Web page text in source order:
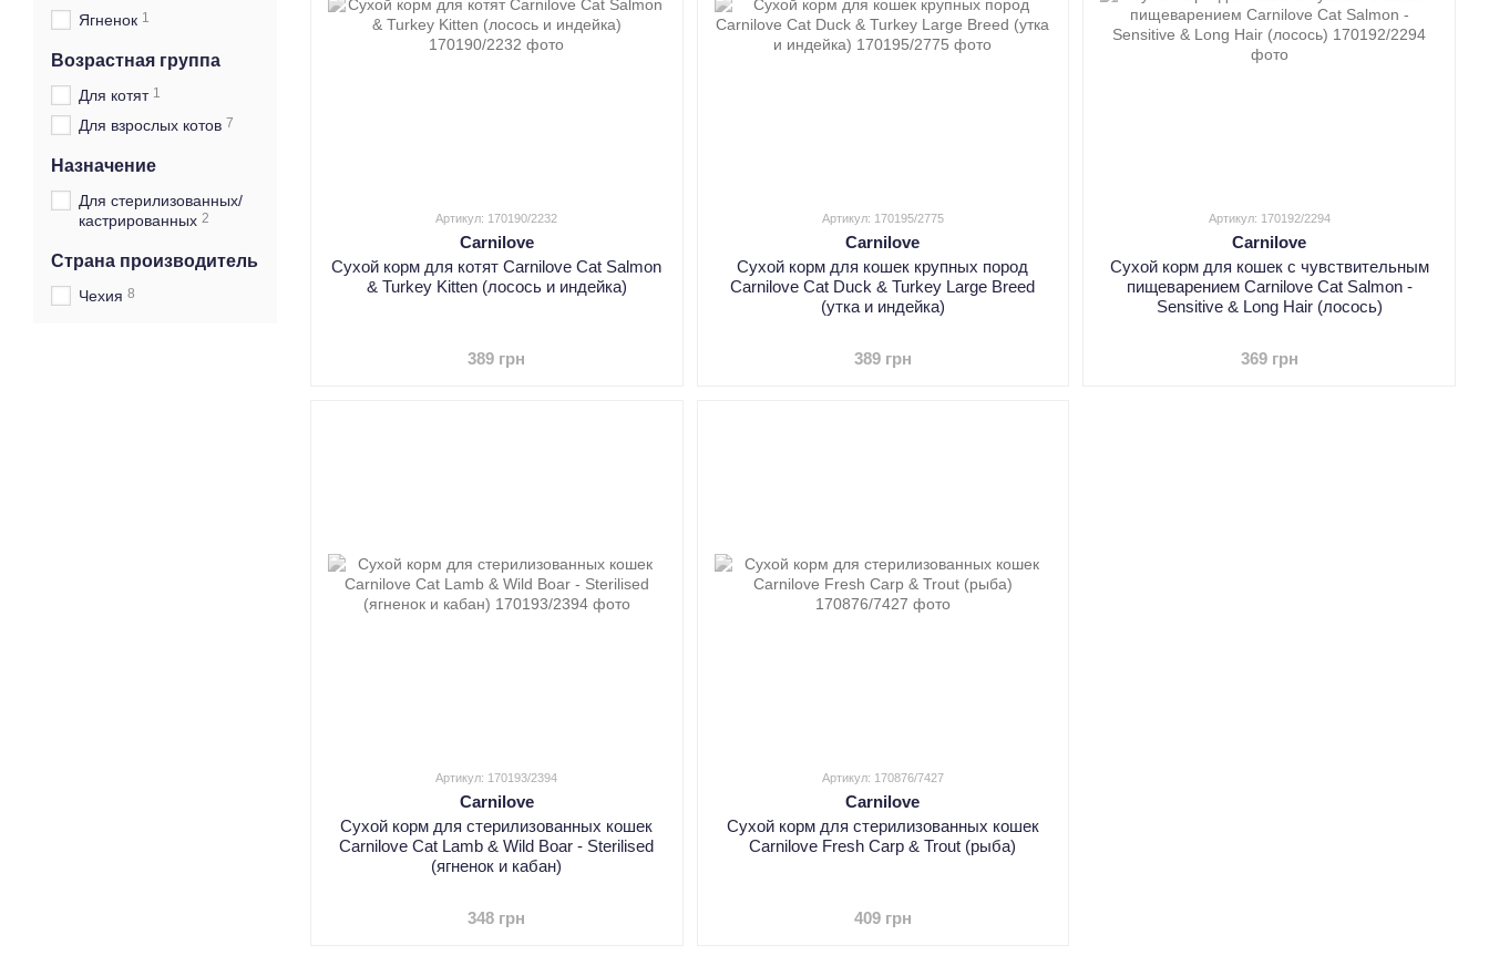
Артикул: 170190/2232
Carnilove
Сухой корм для котят Carnilove Cat Salmon
& Turkey Kitten (лосось и индейка)
389 грн
Артикул: 170195/2775
Carnilove
Сухой корм для кошек крупных пород
Carnilove Cat Duck & Turkey Large Breed
(утка и индейка)
389 грн
Артикул: 170192/2294
Carnilove
Сухой корм для кошек с чувствительным
пищеварением Carnilove Cat Salmon -
Sensitive & Long Hair (лосось)
369 грн
Артикул: 170193/2394
Carnilove
Сухой корм для стерилизованных кошек
Carnilove Cat Lamb & Wild Boar - Sterilised
(ягненок и кабан)
348 грн
Артикул: 170876/7427
Carnilove
Сухой корм для стерилизованных кошек
Carnilove Fresh Carp & Trout (рыба)
409 грн
Ягненок 1
Возрастная группа
Для котят 1
Для взрослых котов 7
Назначение
Для стерилизованных/
кастрированных 2
Страна производитель
Чехия 8